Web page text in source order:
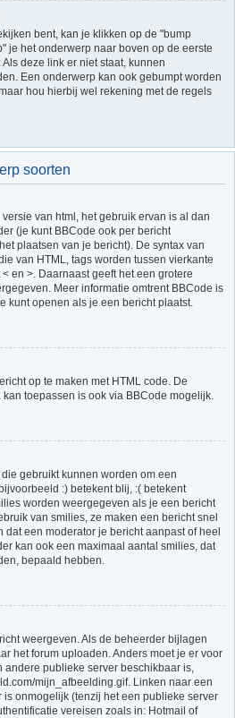
bent, kan je klikken op de "bump
je het onderwerp naar boven op de eerste
deze link er niet staat, kunnen
Een onderwerp kan ook gebumpt worden
hou hierbij wel rekening met de regels
soorten
van html, het gebruik ervan is al dan
(je kunt BBCode ook per bericht
plaatsen van je bericht). De syntax van
van HTML, tags worden tussen vierkante
en >. Daarnaast geeft het een grotere
Meer informatie omtrent BBCode is
kunt openen als je een bericht plaatst.
op te maken met HTML code. De
toepassen is ook via BBCode mogelijk.
gebruikt kunnen worden om een
:) betekent blij, :( betekent
worden weergegeven als je een bericht
van smilies, ze maken een bericht snel
een moderator je bericht aanpast of heel
kan ook een maximaal aantal smilies, dat
bepaald hebben.
weergeven. Als de beheerder bijlagen
het forum uploaden. Anders moet je er voor
publieke server beschikbaar is,
mijn_afbeelding.gif. Linken naar een
onmogelijk (tenzij het een publieke server
vereisen zoals in: Hotmail of